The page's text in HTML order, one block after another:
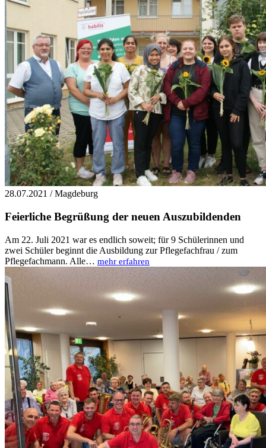
28.07.2021 / Magdeburg
Feierliche Begrüßung der neuen Auszubildenden
Am 22. Juli 2021 war es endlich soweit; für 9 Schülerinnen und
zwei Schüler beginnt die Ausbildung zur Pflegefachfrau / zum
Pflegefachmann. Alle… mehr erfahren